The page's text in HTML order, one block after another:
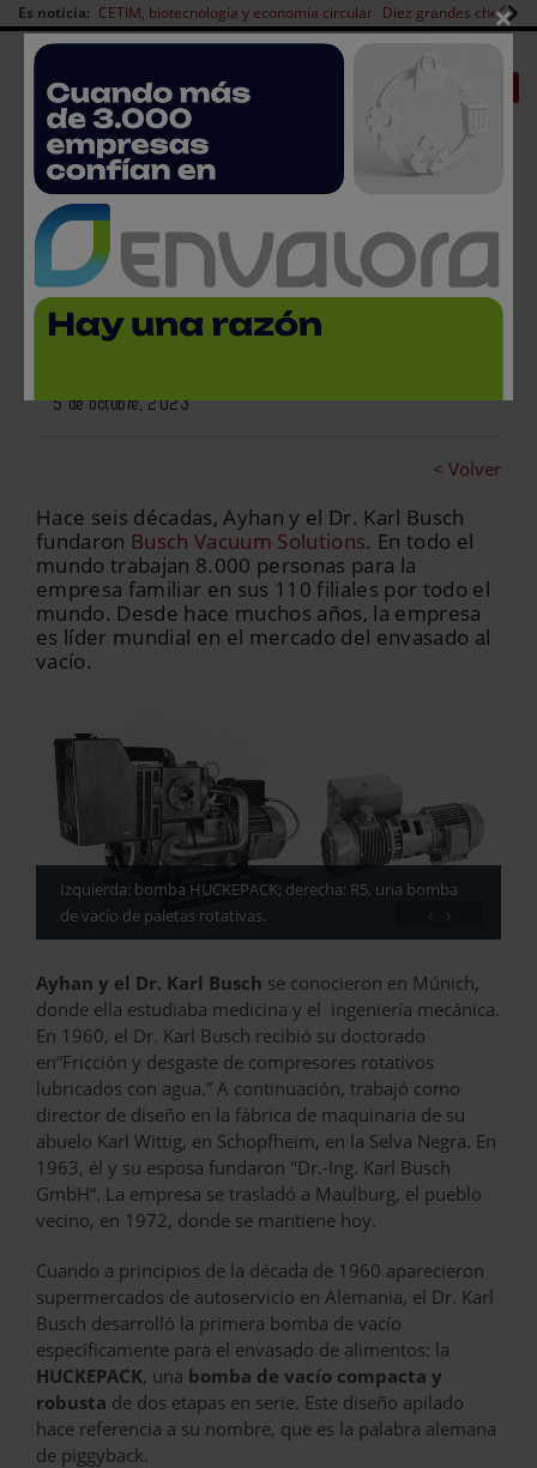
Es noticia: CETIM, biotecnología y economía circular Diez grandes chefs
Redes Sociales
Es noticia
| CANAL EMPLEO Login empresas Registro
Busch Vacuum Solutions
cumple 60 años
5 de octubre, 2023
< Volver
Hace seis décadas, Ayhan y el Dr. Karl Busch
fundaron Busch Vacuum Solutions. En todo el
mundo trabajan 8.000 personas para la
empresa familiar en sus 110 filiales por todo el
mundo. Desde hace muchos años, la empresa
es líder mundial en el mercado del envasado al
vacío.
Izquierda: bomba HUCKEPACK; derecha: R5, una bomba
de vacío de paletas rotativas.
‹ ›
Ayhan y el Dr. Karl Busch se conocieron en Múnich,
donde ella estudiaba medicina y el ingeniería mecánica.
En 1960, el Dr. Karl Busch recibió su doctorado
en“Fricción y desgaste de compresores rotativos
lubricados con agua.” A continuación, trabajó como
director de diseño en la fábrica de maquinaria de su
abuelo Karl Wittig, en Schopfheim, en la Selva Negra. En
1963, él y su esposa fundaron "Dr.-Ing. Karl Busch
GmbH“. La empresa se trasladó a Maulburg, el pueblo
vecino, en 1972, donde se mantiene hoy.
Cuando a principios de la década de 1960 aparecieron
supermercados de autoservicio en Alemania, el Dr. Karl
Busch desarrolló la primera bomba de vacío
específicamente para el envasado de alimentos: la
HUCKEPACK, una bomba de vacío compacta y
robusta de dos etapas en serie. Este diseño apilado
hace referencia a su nombre, que es la palabra alemana
de piggyback.
×